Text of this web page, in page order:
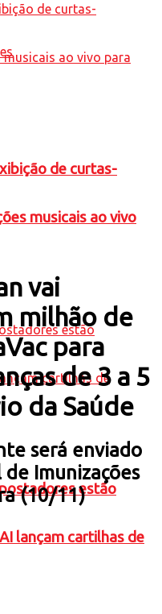
de curtas-
musicais ao vivo
estão
lançam cartilhas de
vai
milhão de
para
de 3 a 5
da Saúde
será enviado
Imunizações
(10/11)